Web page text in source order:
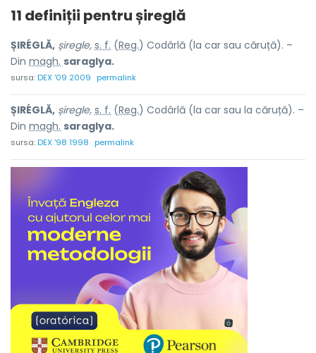
11 definiții pentrușireglă
ȘIRÉGLĂ, șiregle, s. f. (Reg.) Codârlă (la car sau căruță). –
Din magh. saraglya.
sursa:DEX '09 2009 permalink
ȘIRÉGLĂ, șiregle, s. f. (Reg.) Codârlă (la car sau la căruță). –
Din magh. saraglya.
sursa:DEX '98 1998 permalink